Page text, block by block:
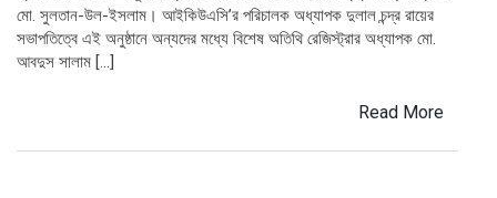
মো. সুলতান-উল-ইসলাম। আইকিউএসি’র পরিচালক অধ্যাপক দুলাল চন্দ্র রায়ের
সভাপতিত্বে এই অনুষ্ঠানে অন্যদের মধ্যে বিশেষ অতিথি রেজিস্ট্রার অধ্যাপক মো.
আবদুস সালাম […]
Read More